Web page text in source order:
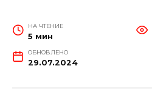
НА ЧТЕНИЕ
5 мин
ОБНОВЛЕНО
29.07.2024